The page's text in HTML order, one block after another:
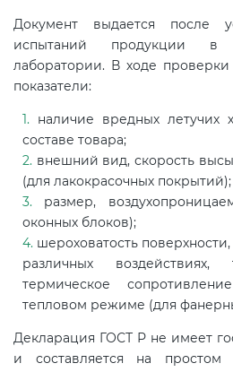
Документ выдается после
испытаний продукции в
лаборатории. В ходе
показатели:
наличие вредных летучих
составе товара;
внешний вид, скорость
(для лакокрасочных покрытий);
размер,
оконных блоков);
шероховатость
различных воздействиях,
термическое
тепловом режиме (для
Декларация ГОСТ Р не имеет
и составляется на